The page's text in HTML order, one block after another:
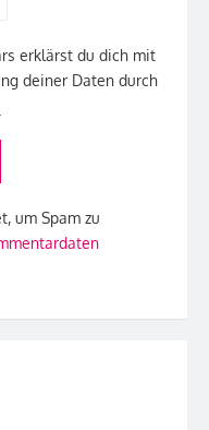
erklärst du dich mit
deiner Daten durch
um Spam zu